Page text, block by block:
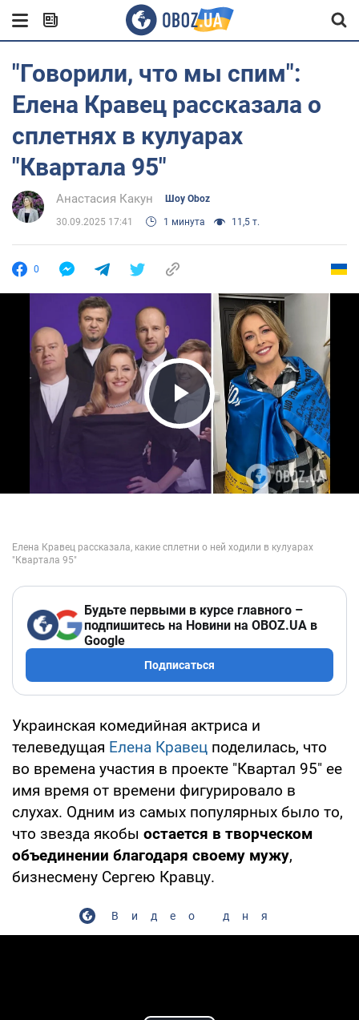
"Говорили, что мы спим":
Елена Кравец рассказала о
сплетнях в кулуарах
"Квартала 95"
Анастасия Какун Шоу Oboz
30.09.2025 17:41 1 минута 11,5 т.
0
Play Video
Будьте первыми в курсе главного –
подпишитесь на Новини на OBOZ.UA в
Google
Подписаться
Украинская комедийная актриса и
телеведущая Елена Кравец поделилась, что
во времена участия в проекте "Квартал 95" ее
имя время от времени фигурировало в
слухах. Одним из самых популярных было то,
что звезда якобы остается в творческом
объединении благодаря своему мужу,
бизнесмену Сергею Кравцу.
Видео дня